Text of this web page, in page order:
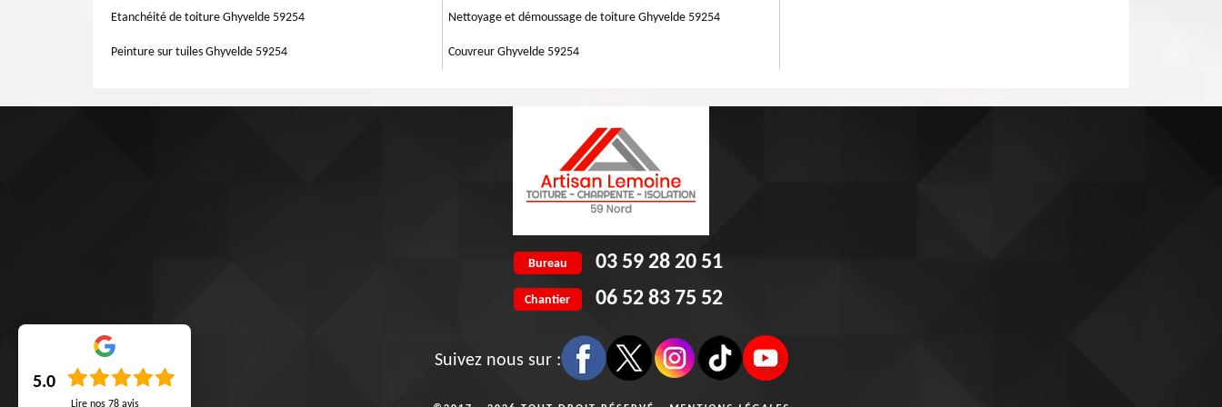
Etanchéité de toiture Ghyvelde 59254
Peinture sur tuiles Ghyvelde 59254
Nettoyage et démoussage de toiture Ghyvelde 59254
Couvreur Ghyvelde 59254
Bureau 03 59 28 20 51
Chantier 06 52 83 75 52
Suivez nous sur :
5.0
Lire nos 78avis